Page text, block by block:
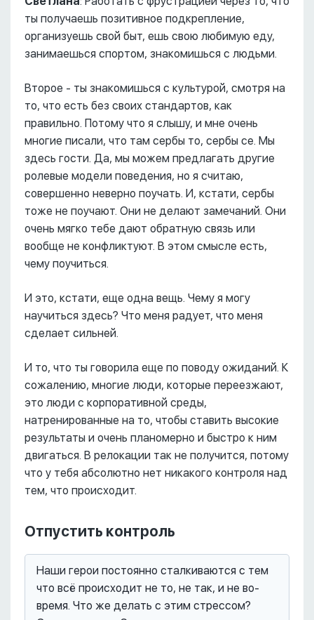
ты получаешь позитивное подкрепление,
организуешь свой быт, ешь свою любимую еду,
занимаешься спортом, знакомишься с людьми.
Второе - ты знакомишься с культурой, смотря на
то, что есть без своих стандартов, как
правильно. Потому что я слышу, и мне очень
многие писали, что там сербы то, сербы се. Мы
здесь гости. Да, мы можем предлагать другие
ролевые модели поведения, но я считаю,
совершенно неверно поучать. И, кстати, сербы
тоже не поучают. Они не делают замечаний. Они
очень мягко тебе дают обратную связь или
вообще не конфликтуют. В этом смысле есть,
чему поучиться.
И это, кстати, еще одна вещь. Чему я могу
научиться здесь? Что меня радует, что меня
сделает сильней.
И то, что ты говорила еще по поводу ожиданий. К
сожалению, многие люди, которые переезжают,
это люди с корпоративной среды,
натренированные на то, чтобы ставить высокие
результаты и очень планомерно и быстро к ним
двигаться. В релокации так не получится, потому
что у тебя абсолютно нет никакого контроля над
тем, что происходит.
Отпустить контроль
Наши герои постоянно сталкиваются с тем
что всё происходит не то, не так, и не во-
время. Что же делать с этим стрессом?